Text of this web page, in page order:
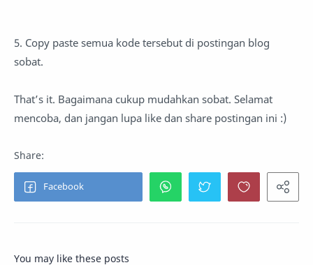
5. Copy paste semua kode tersebut di postingan blog
sobat.
That’s it. Bagaimana cukup mudahkan sobat. Selamat
mencoba, dan jangan lupa like dan share postingan ini :)
You may like these posts